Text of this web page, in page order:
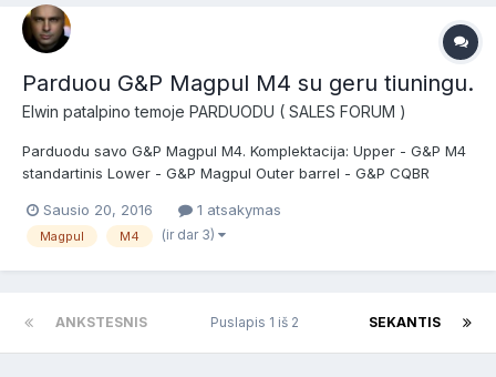
Parduou G&P Magpul M4 su geru tiuningu.
Elwin patalpino temoje PARDUODU ( SALES FORUM )
Parduodu savo G&P Magpul M4. Komplektacija: Upper - G&P M4
standartinis Lower - G&P Magpul Outer barrel - G&P CQBR
configurations Dar kartu su ginklu eina G&P M4 flash hider Steel.
Gali buti naudoamas tik su Custom Systema Inner barrel (...
Sausio 20, 2016 1 atsakymas
Magpul M4 (ir dar 3)
ANKSTESNIS SEKANTIS
Puslapis 1 iš 2